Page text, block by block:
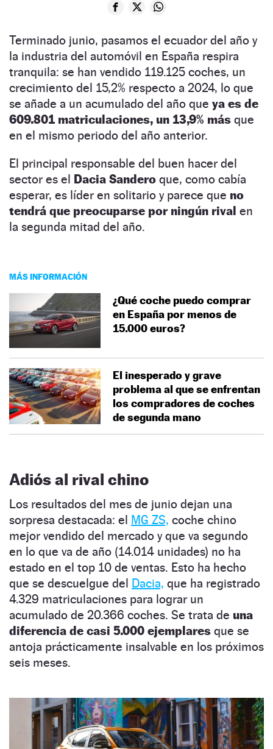
Terminado junio, pasamos el ecuador del año y
la industria del automóvil en España respira
tranquila: se han vendido 119.125 coches, un
crecimiento del 15,2% respecto a 2024, lo que
se añade a un acumulado del año que ya es de
609.801 matriculaciones, un 13,9% más que
en el mismo periodo del año anterior.
El principal responsable del buen hacer del
sector es el Dacia Sandero que, como cabía
esperar, es líder en solitario y parece que no
tendrá que preocuparse por ningún rival en
la segunda mitad del año.
MÁS INFORMACIÓN
¿Qué coche puedo comprar
en España por menos de
15.000 euros?
El inesperado y grave
problema al que se enfrentan
los compradores de coches
de segunda mano
Adiós al rival chino
Los resultados del mes de junio dejan una
sorpresa destacada: el MG ZS, coche chino
mejor vendido del mercado y que va segundo
en lo que va de año (14.014 unidades) no ha
estado en el top 10 de ventas. Esto ha hecho
que se descuelgue del Dacia, que ha registrado
4.329 matriculaciones para lograr un
acumulado de 20.366 coches. Se trata de una
diferencia de casi 5.000 ejemplares que se
antoja prácticamente insalvable en los próximos
seis meses.